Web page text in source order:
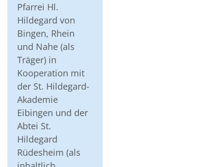
Pfarrei Hl.
Hildegard von
Bingen, Rhein
und Nahe (als
Träger) in
Kooperation mit
der St. Hildegard-
Akademie
Eibingen und der
Abtei St.
Hildegard
Rüdesheim (als